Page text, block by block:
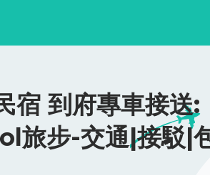
宿 到府專車接送:
步-交通|接駁|